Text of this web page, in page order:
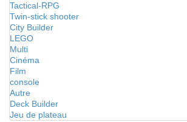
Tactical-RPG
Twin-stick shooter
City Builder
LEGO
Multi
Cinéma
Film
console
Autre
Deck Builder
Jeu de plateau